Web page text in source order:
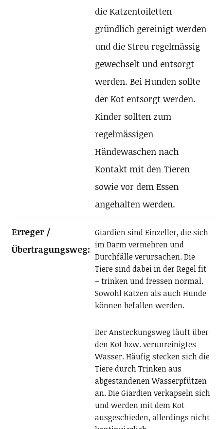
die Katzentoiletten
gründlich gereinigt werden
und die Streu regelmässig
gewechselt und entsorgt
werden. Bei Hunden sollte
der Kot entsorgt werden.
Kinder sollten zum
regelmässigen
Händewaschen nach
Kontakt mit den Tieren
sowie vor dem Essen
angehalten werden.
Erreger /
Übertragungsweg:
Giardien sind Einzeller, die sich
im Darm vermehren und
Durchfälle verursachen. Die
Tiere sind dabei in der Regel fit
– trinken und fressen normal.
Sowohl Katzen als auch Hunde
können befallen werden.
Der Ansteckungsweg läuft über
den Kot bzw. verunreinigtes
Wasser. Häufig stecken sich die
Tiere durch Trinken aus
abgestandenen Wasserpfützen
an. Die Giardien verkapseln sich
und werden mit dem Kot
ausgeschieden, allerdings nicht